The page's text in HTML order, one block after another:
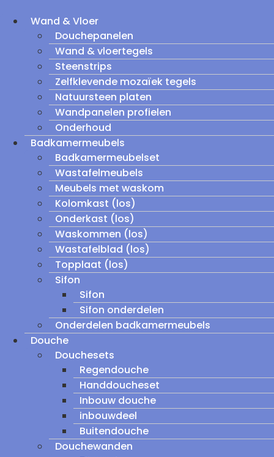
Wand & Vloer
Douchepanelen
Wand & vloertegels
Steenstrips
Zelfklevende mozaïek tegels
Natuursteen platen
Wandpanelen profielen
Onderhoud
Badkamermeubels
Badkamermeubelset
Wastafelmeubels
Meubels met waskom
Kolomkast (los)
Onderkast (los)
Waskommen (los)
Wastafelblad (los)
Topplaat (los)
Sifon
Sifon
Sifon onderdelen
Onderdelen badkamermeubels
Douche
Douchesets
Regendouche
Handdoucheset
Inbouw douche
inbouwdeel
Buitendouche
Douchewanden